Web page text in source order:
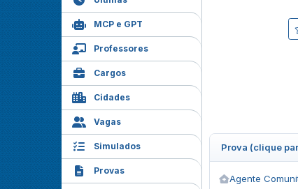
MCP e GPT
Professores
Cargos
Cidades
Vagas
Simulados
Provas
Prova (clique
Agente